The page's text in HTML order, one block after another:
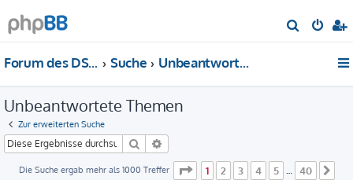
u
Forum des DS-Club Deutschland e.V. Suche Unbeantwortete Themen
Unbeantwortete Themen
Zur erweiterten Suche
Suche
Die Suche ergab mehr als 1000 Treffer Seite 1von 40
1 2 3 4 5 40